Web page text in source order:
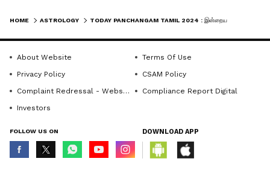
HOME ASTROLOGY
About Website
Terms Of Use
Privacy Policy
CSAM Policy
Complaint Redressal - Website
Compliance Report Digital
Investors
FOLLOW US ON DOWNLOAD APP